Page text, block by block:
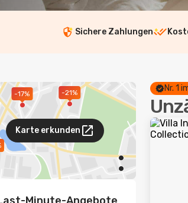
Sichere Zahlungen
-21%
-17%
Karte erkunden
Nr. 1